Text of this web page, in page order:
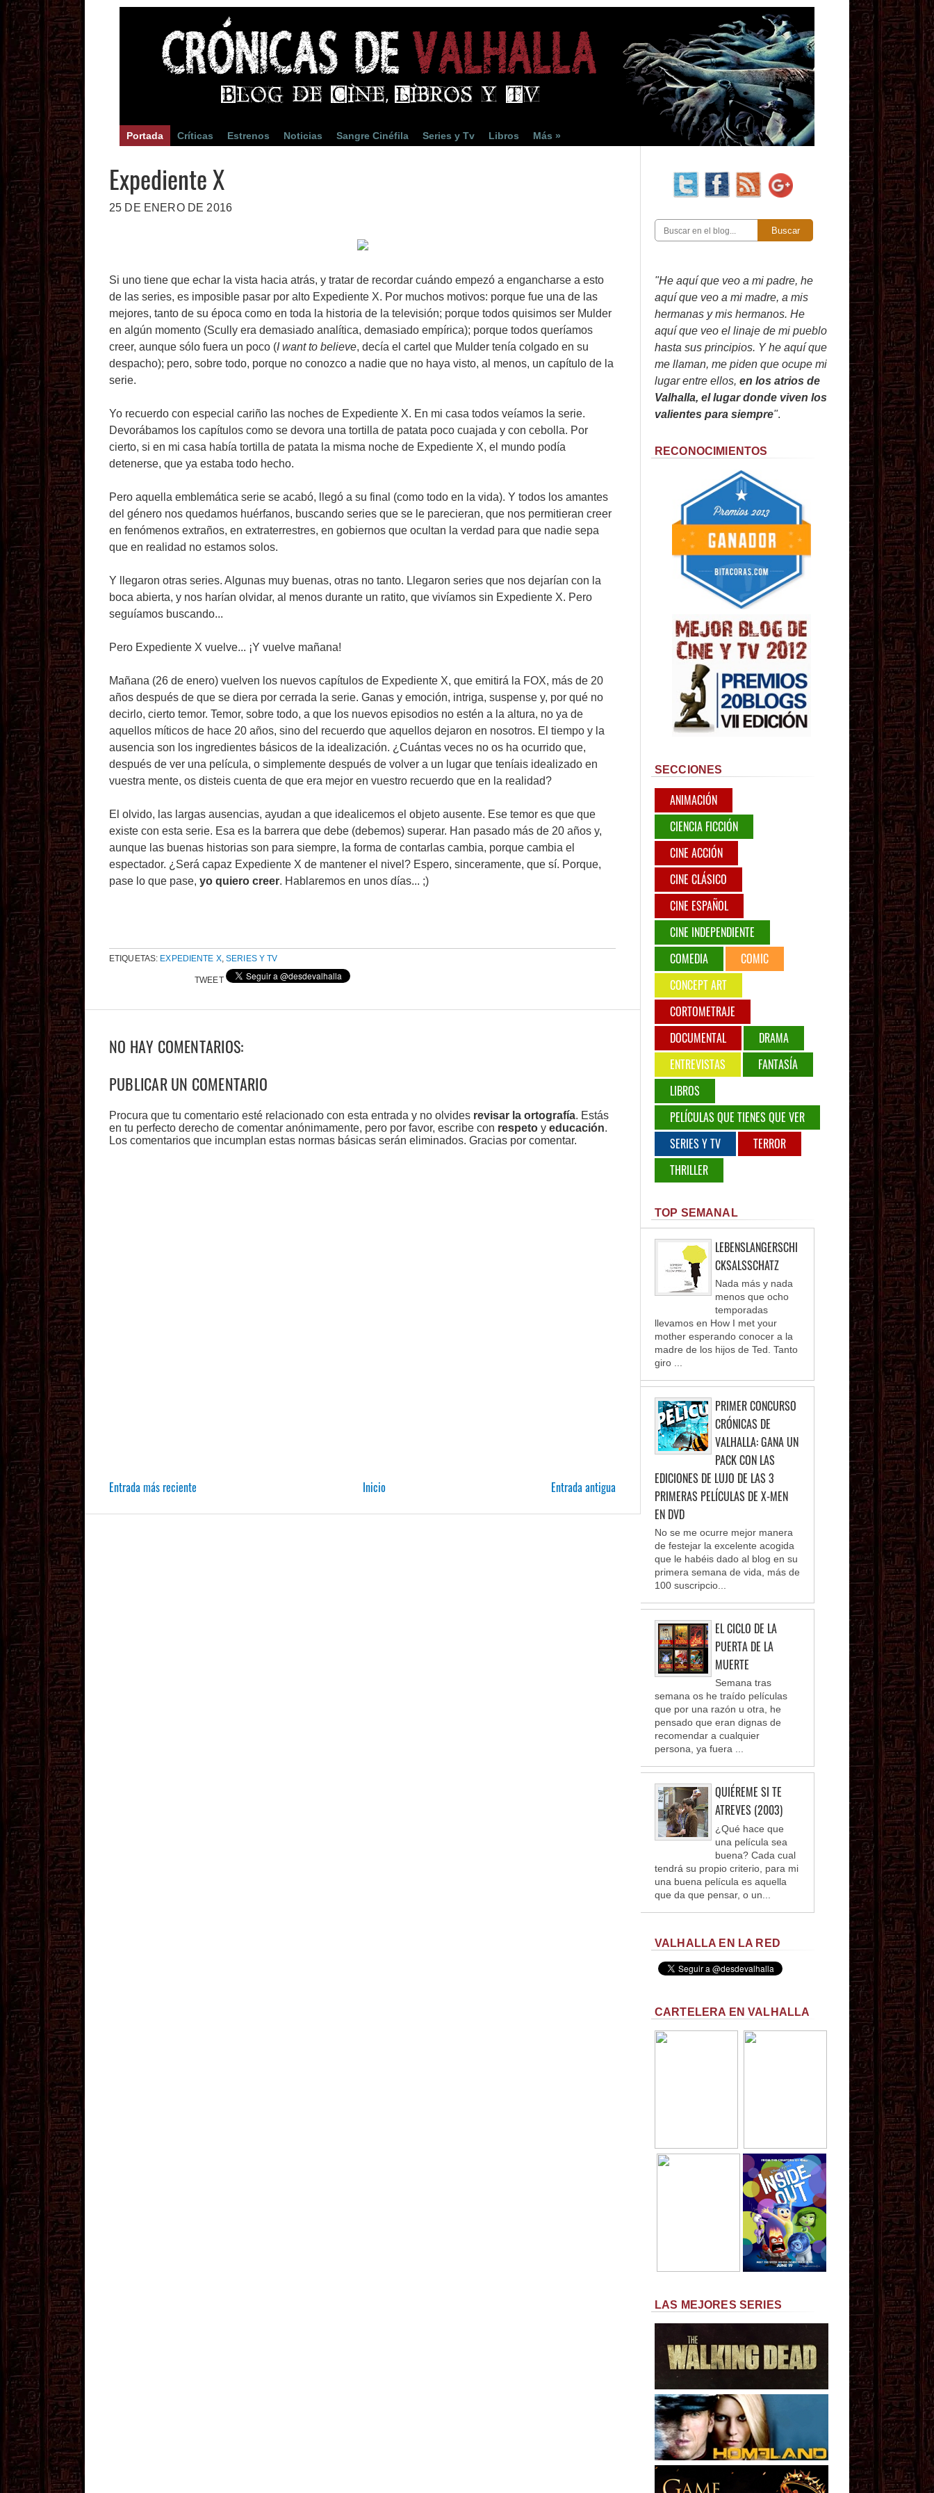
Portada Críticas Estrenos Noticias Sangre Cinéfila Series y Tv Libros Más »
Expediente X
25 DE ENERO DE 2016
Si uno tiene que echar la vista hacia atrás, y tratar de recordar cuándo empezó a engancharse a esto
de las series, es imposible pasar por alto Expediente X. Por muchos motivos: porque fue una de las
mejores, tanto de su época como en toda la historia de la televisión; porque todos quisimos ser Mulder
en algún momento (Scully era demasiado analítica, demasiado empírica); porque todos queríamos
creer, aunque sólo fuera un poco (I want to believe, decía el cartel que Mulder tenía colgado en su
despacho); pero, sobre todo, porque no conozco a nadie que no haya visto, al menos, un capítulo de la
serie.
Yo recuerdo con especial cariño las noches de Expediente X. En mi casa todos veíamos la serie.
Devorábamos los capítulos como se devora una tortilla de patata poco cuajada y con cebolla. Por
cierto, si en mi casa había tortilla de patata la misma noche de Expediente X, el mundo podía
detenerse, que ya estaba todo hecho.
Pero aquella emblemática serie se acabó, llegó a su final (como todo en la vida). Y todos los amantes
del género nos quedamos huérfanos, buscando series que se le parecieran, que nos permitieran creer
en fenómenos extraños, en extraterrestres, en gobiernos que ocultan la verdad para que nadie sepa
que en realidad no estamos solos.
Y llegaron otras series. Algunas muy buenas, otras no tanto. Llegaron series que nos dejarían con la
boca abierta, y nos harían olvidar, al menos durante un ratito, que vivíamos sin Expediente X. Pero
seguíamos buscando...
Pero Expediente X vuelve... ¡Y vuelve mañana!
Mañana (26 de enero) vuelven los nuevos capítulos de Expediente X, que emitirá la FOX, más de 20
años después de que se diera por cerrada la serie. Ganas y emoción, intriga, suspense y, por qué no
decirlo, cierto temor. Temor, sobre todo, a que los nuevos episodios no estén a la altura, no ya de
aquellos míticos de hace 20 años, sino del recuerdo que aquellos dejaron en nosotros. El tiempo y la
ausencia son los ingredientes básicos de la idealización. ¿Cuántas veces no os ha ocurrido que,
después de ver una película, o simplemente después de volver a un lugar que teníais idealizado en
vuestra mente, os disteis cuenta de que era mejor en vuestro recuerdo que en la realidad?
El olvido, las largas ausencias, ayudan a que idealicemos el objeto ausente. Ese temor es que que
existe con esta serie. Esa es la barrera que debe (debemos) superar. Han pasado más de 20 años y,
aunque las buenas historias son para siempre, la forma de contarlas cambia, porque cambia el
espectador. ¿Será capaz Expediente X de mantener el nivel? Espero, sinceramente, que sí. Porque,
pase lo que pase, yo quiero creer. Hablaremos en unos días... ;)
ETIQUETAS: EXPEDIENTE X,SERIES Y TV
TWEET
NO HAY COMENTARIOS:
PUBLICAR UN COMENTARIO
Procura que tu comentario esté relacionado con esta entrada y no olvides revisar la ortografía. Estás
en tu perfecto derecho de comentar anónimamente, pero por favor, escribe con respeto y educación.
Los comentarios que incumplan estas normas básicas serán eliminados. Gracias por comentar.
Entrada más reciente Entrada antigua
Inicio
Buscar
"He aquí que veo a mi padre, he
aquí que veo a mi madre, a mis
hermanas y mis hermanos. He
aquí que veo el linaje de mi pueblo
hasta sus principios. Y he aquí que
me llaman, me piden que ocupe mi
lugar entre ellos, en los atrios de
Valhalla, el lugar donde viven los
valientes para siempre".
RECONOCIMIENTOS
SECCIONES
ANIMACIÓN
CIENCIA FICCIÓN
CINE ACCIÓN
CINE CLÁSICO
CINE ESPAÑOL
CINE INDEPENDIENTE
COMEDIA
COMIC
CONCEPT ART
CORTOMETRAJE
DOCUMENTAL
DRAMA
ENTREVISTAS
FANTASÍA
LIBROS
PELÍCULAS QUE TIENES QUE VER
SERIES Y TV
TERROR
THRILLER
TOP SEMANAL
LEBENSLANGERSCHI
CKSALSSCHATZ
Nada más y nada
menos que ocho
temporadas
llevamos en How I met your
mother esperando conocer a la
madre de los hijos de Ted. Tanto
giro ...
PRIMER CONCURSO
CRÓNICAS DE
VALHALLA: GANA UN
PACK CON LAS
EDICIONES DE LUJO DE LAS 3
PRIMERAS PELÍCULAS DE X-MEN
EN DVD
No se me ocurre mejor manera
de festejar la excelente acogida
que le habéis dado al blog en su
primera semana de vida, más de
100 suscripcio...
EL CICLO DE LA
PUERTA DE LA
MUERTE
Semana tras
semana os he traído películas
que por una razón u otra, he
pensado que eran dignas de
recomendar a cualquier
persona, ya fuera ...
QUIÉREME SI TE
ATREVES (2003)
¿Qué hace que
una película sea
buena? Cada cual
tendrá su propio criterio, para mi
una buena película es aquella
que da que pensar, o un...
VALHALLA EN LA RED
CARTELERA EN VALHALLA
LAS MEJORES SERIES